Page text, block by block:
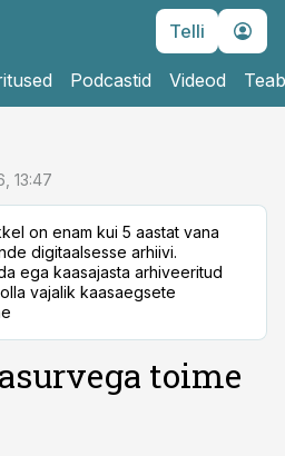
Telli
Podcastid Videod
13:47
on enam kui 5 aastat vana
digitaalsesse arhiivi.
ega kaasajasta arhiveeritud
vajalik kaasaegsete
toime